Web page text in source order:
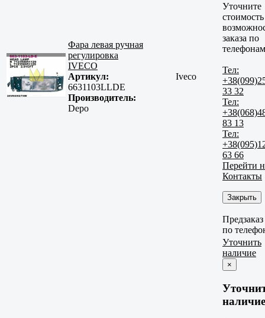
Фара левая ручная
регулировка
IVECO
Артикул:
6631103LLDE
Производитель:
Depo
Iveco
Уточните
заказа по
Тел:
33 32
Тел:
83 13
Тел:
63 66
Перейти
Контакты
Закрыть
Предзаказ
по
Уточнить
наличие
×
наличие